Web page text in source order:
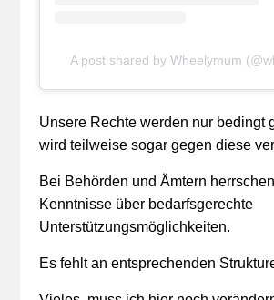
A post shared by Wheelymum
Unsere Rechte werden nur bedingt
wird teilweise sogar gegen diese
Bei Behörden und Ämtern
Kenntnisse über bedarfsgerechte
Unterstützungsmöglichkeiten.
Es fehlt an entsprechenden